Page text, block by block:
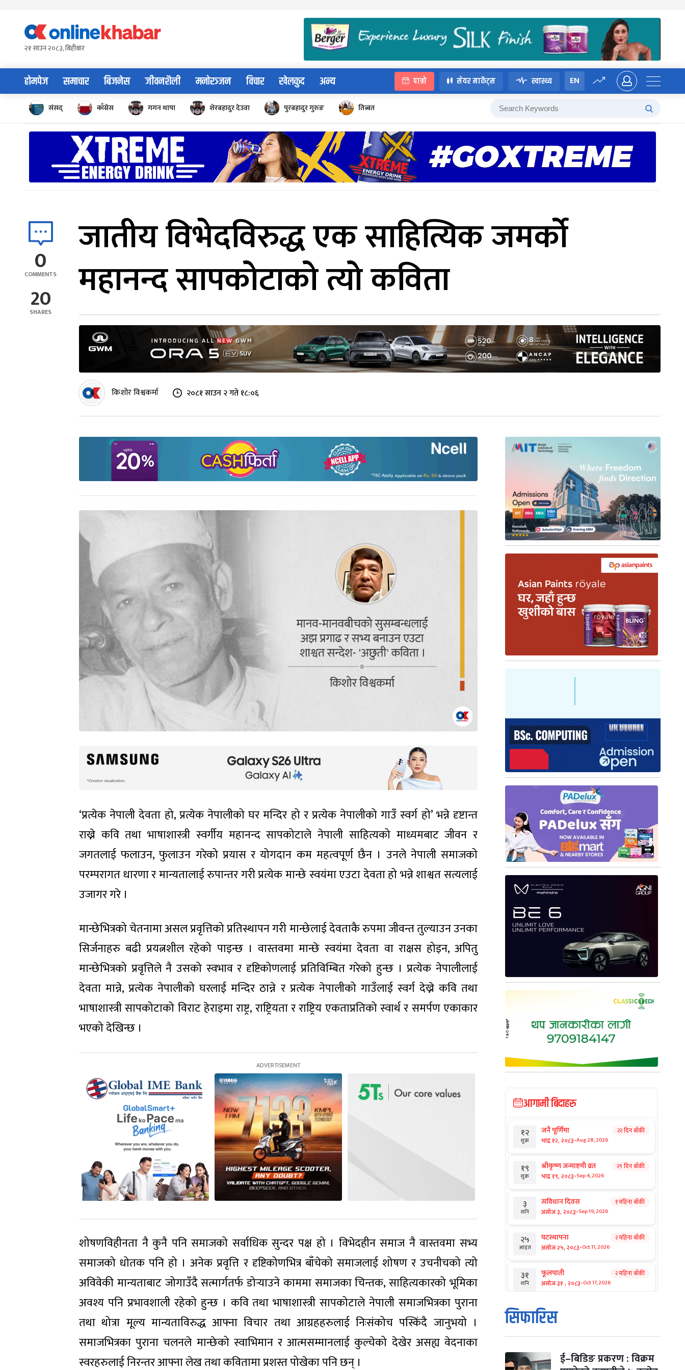
content२१ साउन २०८३, बिहीबार
होमपेज समाचार बिजनेस जीवनशैली मनोरञ्जन विचार खेलकुद अन्य पात्रो सेयर मार्केट्स स्वास्थ्य EN
संसद् काँग्रेस गगन थापा शेरबहादुर देउवा पुरबहादुर गुरुङ तिब्बत
0
COMMENTS
20
SHARES
जातीय विभेदविरुद्ध एक साहित्यिक जमर्को
महानन्द सापकोटाको त्यो कविता
किशोर विश्वकर्मा २०८१ साउन २ गते १८:०६
‘प्रत्येक नेपाली देवता हो, प्रत्येक नेपालीको घर मन्दिर हो र प्रत्येक नेपालीको गाउँ स्वर्ग हो’ भन्ने दृष्टान्त
राख्ने कवि तथा भाषाशास्त्री स्वर्गीय महानन्द सापकोटाले नेपाली साहित्यको माध्यमबाट जीवन र
जगतलाई फलाउन, फुलाउन गरेको प्रयास र योगदान कम महत्वपूर्ण छैन । उनले नेपाली समाजको
परम्परागत धारणा र मान्यतालाई रुपान्तर गरी प्रत्येक मान्छे स्वयंमा एउटा देवता हो भन्ने शाश्वत सत्यलाई
उजागर गरे ।
मान्छेभित्रको चेतनामा असल प्रवृत्तिको प्रतिस्थापन गरी मान्छेलाई देवताकै रुपमा जीवन्त तुल्याउन उनका
सिर्जनाहरु बढी प्रयत्नशील रहेको पाइन्छ । वास्तवमा मान्छे स्वयंमा देवता वा राक्षस होइन, अपितु
मान्छेभित्रको प्रवृत्तिले नै उसको स्वभाव र दृष्टिकोणलाई प्रतिविम्बित गरेको हुन्छ । प्रत्येक नेपालीलाई
देवता मान्ने, प्रत्येक नेपालीको घरलाई मन्दिर ठान्ने र प्रत्येक नेपालीको गाउँलाई स्वर्ग देख्ने कवि तथा
भाषाशास्त्री सापकोटाको विराट हेराइमा राष्ट्र, राष्ट्रियता र राष्ट्रिय एकताप्रतिको स्वार्थ र समर्पण एकाकार
भएको देखिन्छ ।
शोषणविहीनता नै कुनै पनि समाजको सर्वाधिक सुन्दर पक्ष हो । विभेदहीन समाज नै वास्तवमा सभ्य
समाजको धोतक पनि हो । अनेक प्रवृत्ति र दृष्टिकोणभित्र बाँचेको समाजलाई शोषण र उचनीचको त्यो
अविवेकी मान्यताबाट जोगाउँदै सत्मार्गतर्फ डोर्‍याउने काममा समाजका चिन्तक, साहित्यकारको भूमिका
अवश्य पनि प्रभावशाली रहेको हुन्छ । कवि तथा भाषाशास्त्री सापकोटाले नेपाली समाजभित्रका पुराना
तथा थोत्रा मूल्य मान्यताविरुद्ध आफ्ना विचार तथा आग्रहहरुलाई निःसंकोच पस्किंदै जानुभयो ।
समाजभित्रका पुराना चलनले मान्छेको स्वाभिमान र आत्मसम्मानलाई कुल्चेको देखेर असह्य वेदनाका
स्वरहरुलाई निरन्तर आफ्ना लेख तथा कवितामा प्रशस्त पोखेका पनि छन् ।
आगामी बिदाहरु
१२
शुक्र
जनै पूर्णिमा
भाद्र १२, २०८३-Aug 28, 2026
२२ दिन बाँकी
१९
शुक्र
श्रीकृष्ण जन्माष्टमी व्रत
भाद्र १९, २०८३-Sep 4, 2026
२९ दिन बाँकी
३
शनि
संविधान दिवस
असोज ३, २०८३-Sep 19, 2026
१ महिना बाँकी
२५
आइत
घटस्थापना
असोज २५, २०८३-Oct 11, 2026
२ महिना बाँकी
३१
शनि
फूलपाती
असोज ३१ , २०८३-Oct 17, 2026
२ महिना बाँकी
१
आइत
कार्तिक सङ्क्रान्ति
कार्तिक १, २०८३
मंगल कार्तिक ३, २०८३-Oct 20, 2026
सिफारिस
ई–बिडिङ प्रकरण : विक्रम